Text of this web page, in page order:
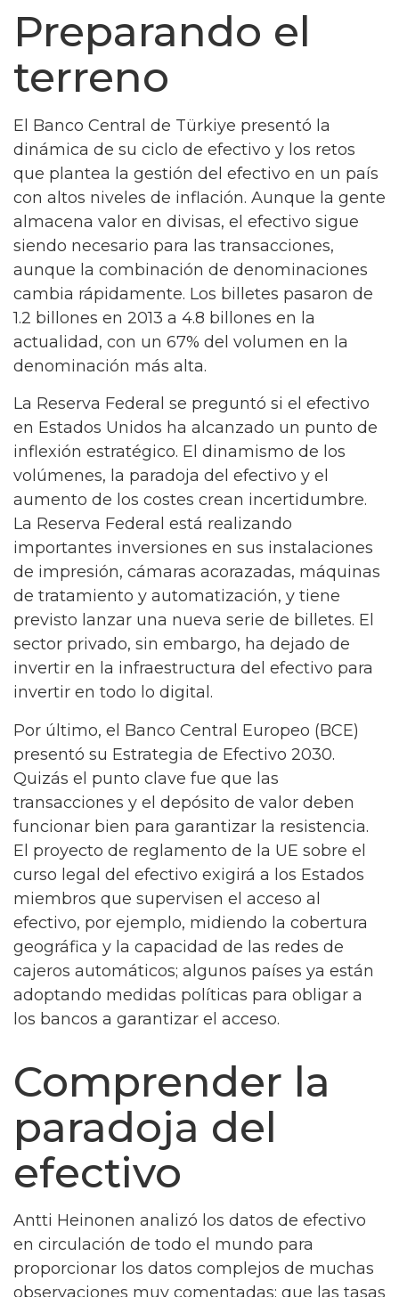
Preparando el
terreno
El Banco Central de Türkiye presentó la
dinámica de su ciclo de efectivo y los retos
que plantea la gestión del efectivo en un país
con altos niveles de inflación. Aunque la gente
almacena valor en divisas, el efectivo sigue
siendo necesario para las transacciones,
aunque la combinación de denominaciones
cambia rápidamente. Los billetes pasaron de
1.2 billones en 2013 a 4.8 billones en la
actualidad, con un 67% del volumen en la
denominación más alta.
La Reserva Federal se preguntó si el efectivo
en Estados Unidos ha alcanzado un punto de
inflexión estratégico. El dinamismo de los
volúmenes, la paradoja del efectivo y el
aumento de los costes crean incertidumbre.
La Reserva Federal está realizando
importantes inversiones en sus instalaciones
de impresión, cámaras acorazadas, máquinas
de tratamiento y automatización, y tiene
previsto lanzar una nueva serie de billetes. El
sector privado, sin embargo, ha dejado de
invertir en la infraestructura del efectivo para
invertir en todo lo digital.
Por último, el Banco Central Europeo (BCE)
presentó su Estrategia de Efectivo 2030.
Quizás el punto clave fue que las
transacciones y el depósito de valor deben
funcionar bien para garantizar la resistencia.
El proyecto de reglamento de la UE sobre el
curso legal del efectivo exigirá a los Estados
miembros que supervisen el acceso al
efectivo, por ejemplo, midiendo la cobertura
geográfica y la capacidad de las redes de
cajeros automáticos; algunos países ya están
adoptando medidas políticas para obligar a
los bancos a garantizar el acceso.
Comprender la
paradoja del
efectivo
Antti Heinonen analizó los datos de efectivo
en circulación de todo el mundo para
proporcionar los datos complejos de muchas
observaciones muy comentadas: que las tasas